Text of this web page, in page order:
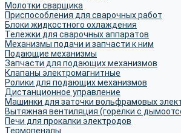
Молотки сварщика
Приспособления для сварочных работ
Блоки жидкостного охлаждения
Тележки для сварочных аппаратов
Механизмы подачи и запчасти к ним
Подающие механизмы
Запчасти для подающих механизмов
Клапаны электромагнитные
Ролики для подающих механизмов
Дистанционное управление
Машинки для заточки вольфрамовых
Вытяжная вентиляция (горелки с
Печи для прокалки электродов
Термопеналы